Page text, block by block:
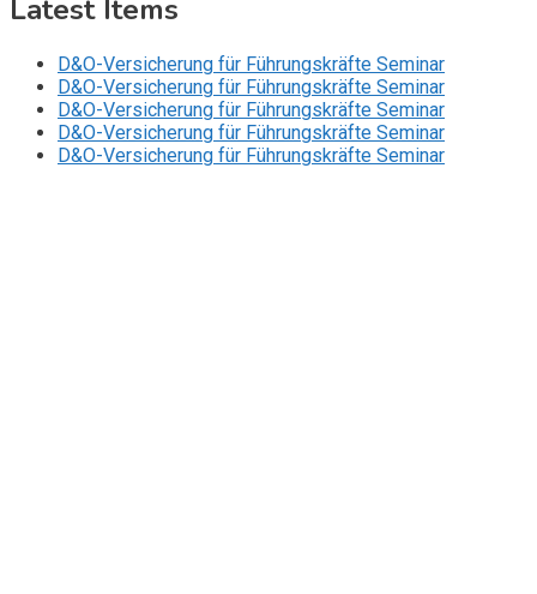
Latest Items
D&O-Versicherung für Führungskräfte Seminar
D&O-Versicherung für Führungskräfte Seminar
D&O-Versicherung für Führungskräfte Seminar
D&O-Versicherung für Führungskräfte Seminar
D&O-Versicherung für Führungskräfte Seminar